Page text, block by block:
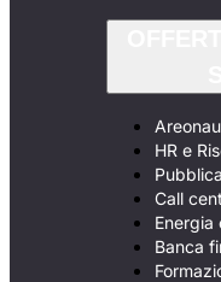
HR e
Call
Energia
Banca